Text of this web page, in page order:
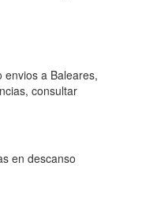
envios a Baleares,
consultar
en descanso